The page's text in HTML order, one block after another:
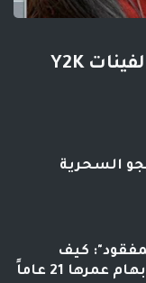
تحول بيلي أيليش إلى إطلالة ألفينات Y2K
السحرية
كيف
كشفت بصمة إبهام عمرها 21 عاماً